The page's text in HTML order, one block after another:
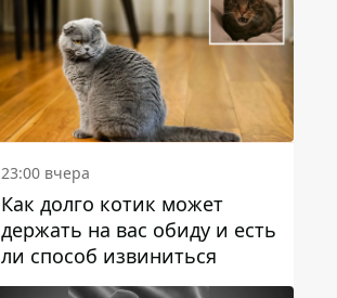
23:00 вчера
Как долго котик может
держать на вас обиду и есть
ли способ извиниться